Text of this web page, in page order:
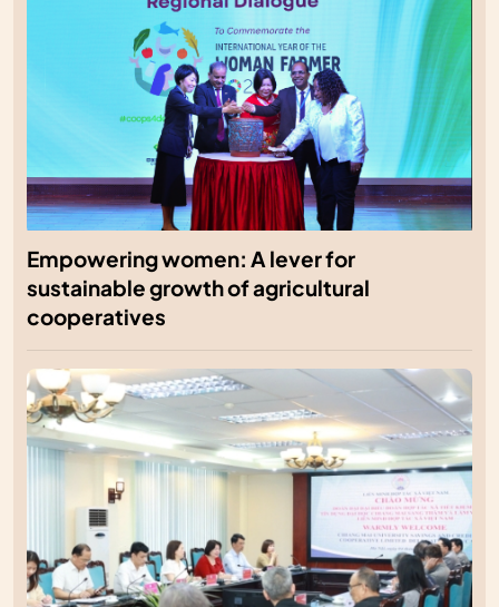
Empowering women: A lever for
sustainable growth of agricultural
cooperatives